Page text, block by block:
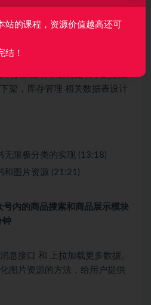
台图书模块开发2 节 | 35分钟
添加图书，编辑图书，删除图
架，库存管理 相关数据表设计
无限极分类的实现 (13:18)
和图片资源 (21:21)
号内的商品搜索和商品展示模块
钟
息接口 和 上拉加载更多数据。
图片资源的方法，给用户提供
的课程，资源价值越高还可
结！